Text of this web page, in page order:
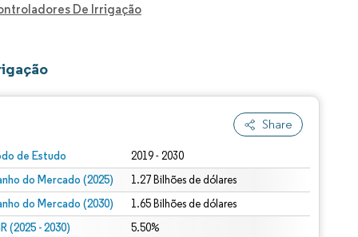
De Irrigação
Share
de Estudo 2019 - 2030
do Mercado (2025) 1.27 Bilhões de dólares
do Mercado (2030) 1.65 Bilhões de dólares
(2025 - 2030) 5.50%